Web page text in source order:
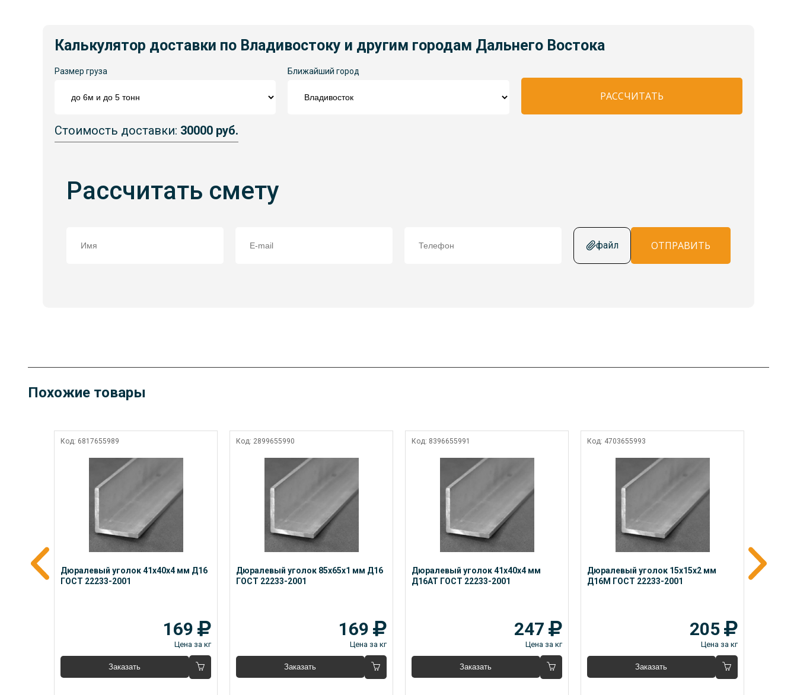
Калькулятор доставки по Владивостоку и другим городам Дальнего Востока
Размер груза Ближайший город
РАССЧИТАТЬ
Стоимость доставки: 30000 руб.
Рассчитать смету
файл ОТПРАВИТЬ
Похожие товары
Код: 6817655989
Дюралевый уголок 41x40x4 мм Д16
ГОСТ 22233-2001
169
Цена за кг
Заказать
Код: 2899655990
Дюралевый уголок 85x65x1 мм Д16
ГОСТ 22233-2001
169
Цена за кг
Заказать
Код: 8396655991
Дюралевый уголок 41x40x4 мм
Д16АТ ГОСТ 22233-2001
247
Цена за кг
Заказать
Код: 4703655993
Дюралевый уголок 15x15x2 мм
Д16М ГОСТ 22233-2001
205
Цена за кг
Заказать